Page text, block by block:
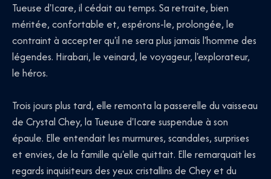
Tueuse d'Icare, il cédait au temps. Sa retraite, bien
méritée, confortable et, espérons-le, prolongée, le
contraint à accepter qu'il ne sera plus jamais l'homme des
légendes. Hirabari, le veinard, le voyageur, l'explorateur,
le héros.
Trois jours plus tard, elle remonta la passerelle du vaisseau
de Crystal Chey, la Tueuse d'Icare suspendue à son
épaule. Elle entendait les murmures, scandales, surprises
et envies, de la famille qu'elle quittait. Elle remarquait les
regards inquisiteurs des yeux cristallins de Chey et du